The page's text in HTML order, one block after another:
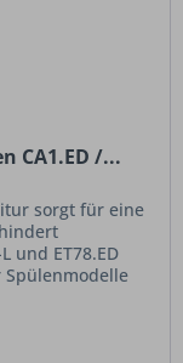
CA1.ED /...
sorgt für eine
und ET78.ED